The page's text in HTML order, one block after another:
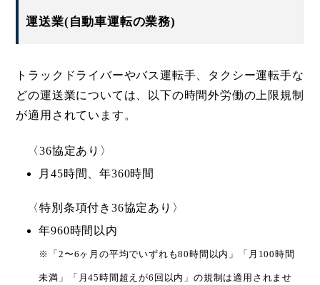
運送業(自動車運転の業務)
トラックドライバーやバス運転手、タクシー運転手な
どの運送業については、以下の時間外労働の上限規制
が適用されています。
〈36協定あり〉
月45時間、年360時間
〈特別条項付き36協定あり〉
年960時間以内
※「2〜6ヶ月の平均でいずれも80時間以内」「⽉100時間
未満」「月45時間超えが6回以内」の規制は適用されませ